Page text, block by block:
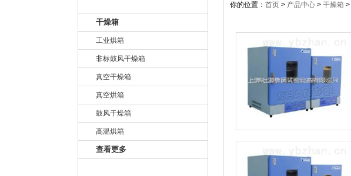
干燥箱
工业烘箱
非标鼓风干燥箱
真空干燥箱
真空烘箱
鼓风干燥箱
高温烘箱
查看更多
你的位置： 首页 > 产品中心 > 干燥箱 >